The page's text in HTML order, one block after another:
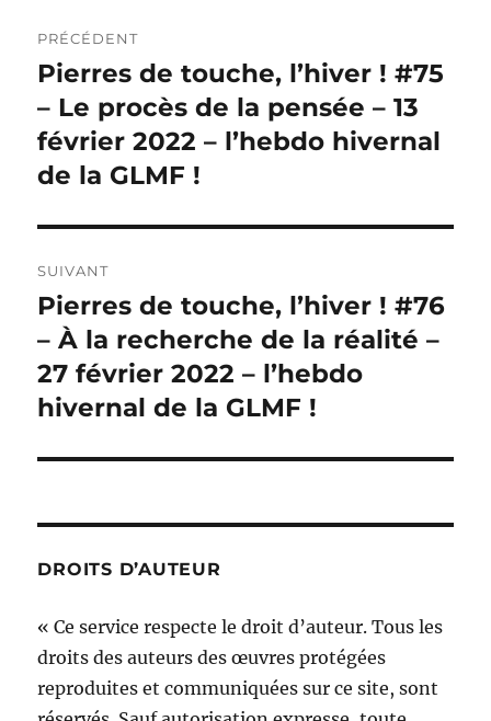
de
l’article
PRÉCÉDENT
Publication
précédente :
Pierres de touche, l’hiver ! #75
– Le procès de la pensée – 13
février 2022 – l’hebdo hivernal
de la GLMF !
SUIVANT
Publication
suivante :
Pierres de touche, l’hiver ! #76
– À la recherche de la réalité –
27 février 2022 – l’hebdo
hivernal de la GLMF !
DROITS D’AUTEUR
« Ce service respecte le droit d’auteur. Tous les
droits des auteurs des œuvres protégées
reproduites et communiquées sur ce site, sont